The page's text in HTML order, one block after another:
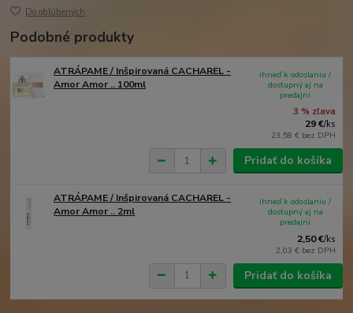
Do obľúbených
Podobné produkty
ATRÁPAME / Inšpirovaná CACHAREL -
Amor Amor .. 100ml
3 % zľava
29 €/ks
23,58 € bez DPH
ihneď k odoslaniu /
dostupný aj na
predajni
Pridať do košíka
ATRÁPAME / Inšpirovaná CACHAREL -
Amor Amor .. 2ml
2,50 €/ks
2,03 € bez DPH
ihneď k odoslaniu /
dostupný aj na
predajni
Pridať do košíka